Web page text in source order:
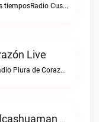
El buen ritmo de los buenos tiemposRadio Cusco Studio3 live
Live
ACS Piurano de CorazónRadio Piura de Corazón live
Radio Soderana Vilcashuaman Live